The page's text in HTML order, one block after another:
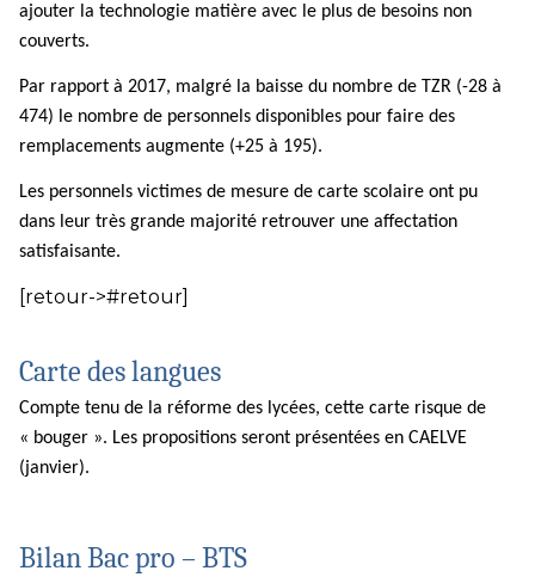
ajouter la technologie matière avec le plus de besoins non
couverts.
Par rapport à 2017, malgré la baisse du nombre de TZR (-28 à
474) le nombre de personnels disponibles pour faire des
remplacements augmente (+25 à 195).
Les personnels victimes de mesure de carte scolaire ont pu
dans leur très grande majorité retrouver une affectation
satisfaisante.
[retour->#retour]
Carte des langues
Compte tenu de la réforme des lycées, cette carte risque de
« bouger ». Les propositions seront présentées en CAELVE
(janvier).
Bilan Bac pro – BTS